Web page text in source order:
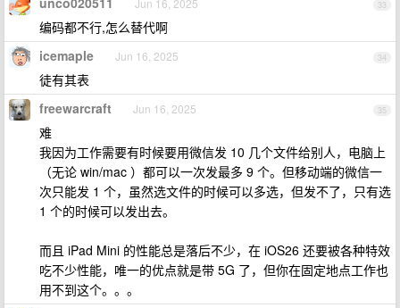
33
Jun 16, 2025
编码都不行,怎么替代啊
34
icemaple Jun 16, 2025
徒有其表
35
freewarcraft Jun 16, 2025
难
我因为工作需要有时候要用微信发 10 几个文件给别人，电脑上
（无论 win/mac ）都可以一次发最多 9 个。但移动端的微信一
次只能发 1 个，虽然选文件的时候可以多选，但发不了，只有选
1 个的时候可以发出去。
而且 iPad Mini 的性能总是落后不少，在 iOS26 还要被各种特效
吃不少性能，唯一的优点就是带 5G 了，但你在固定地点工作也
用不到这个。。。